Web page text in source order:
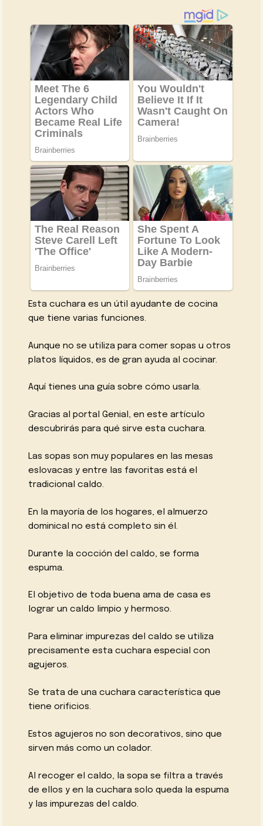
Esta cuchara es un útil ayudante de cocina
que tiene varias funciones.
Aunque no se utiliza para comer sopas u otros
platos líquidos, es de gran ayuda al cocinar.
Aquí tienes una guía sobre cómo usarla.
Gracias al portal Genial, en este artículo
descubrirás para qué sirve esta cuchara.
Las sopas son muy populares en las mesas
eslovacas y entre las favoritas está el
tradicional caldo.
En la mayoría de los hogares, el almuerzo
dominical no está completo sin él.
Durante la cocción del caldo, se forma
espuma.
El objetivo de toda buena ama de casa es
lograr un caldo limpio y hermoso.
Para eliminar impurezas del caldo se utiliza
precisamente esta cuchara especial con
agujeros.
Se trata de una cuchara característica que
tiene orificios.
Estos agujeros no son decorativos, sino que
sirven más como un colador.
Al recoger el caldo, la sopa se filtra a través
de ellos y en la cuchara solo queda la espuma
y las impurezas del caldo.